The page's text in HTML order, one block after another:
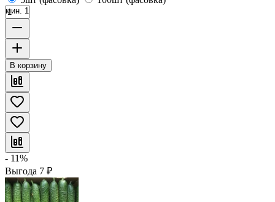
мин. 1
В корзину
- 11%
Выгода 7 ₽